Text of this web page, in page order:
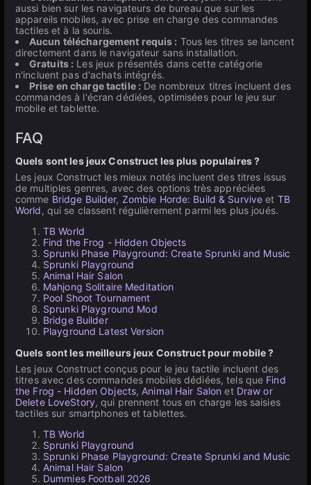
aussi bien sur les navigateurs de bureau que sur les
appareils mobiles, avec prise en charge des commandes
tactiles et à la souris.
Aucun téléchargement requis : Tous les titres se lancent
directement dans le navigateur sans installation.
Gratuits : Les jeux présentés dans cette catégorie
n'incluent pas d'achats intégrés.
Prise en charge tactile : De nombreux titres incluent des
commandes à l'écran dédiées, optimisées pour le jeu sur
mobile et tablette.
FAQ
Quels sont les jeux Construct les plus populaires ?
Les jeux Construct les mieux notés incluent des titres issus
de multiples genres, avec des options très appréciées
comme Bridge Builder, Zombie Horde: Build & Survive et TB
World, qui se classent régulièrement parmi les plus joués.
TB World
Find the Frog - Hidden Objects
Sprunki Phase Playground: Create Sprunki and Music
Sprunki Playground
Animal Hair Salon
Mahjong Solitaire Meditation
Pool Shoot Tournament
Sprunki Playground Mod
Bridge Builder
Playground Latest Version
Quels sont les meilleurs jeux Construct pour mobile ?
Les jeux Construct conçus pour le jeu tactile incluent des
titres avec des commandes mobiles dédiées, tels que Find
the Frog - Hidden Objects,Animal Hair Salon et Draw or
Delete LoveStory, qui prennent tous en charge les saisies
tactiles sur smartphones et tablettes.
TB World
Sprunki Playground
Sprunki Phase Playground: Create Sprunki and Music
Animal Hair Salon
Dummies Football 2026